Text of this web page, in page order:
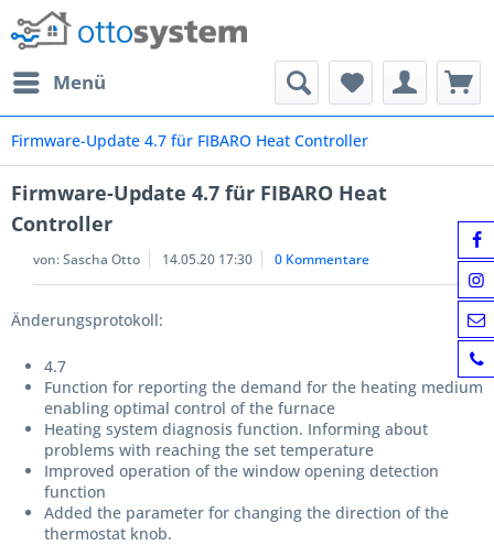
Menü
Firmware-Update 4.7 für FIBARO Heat Controller
Firmware-Update 4.7 für FIBARO Heat
Controller
von:Sascha Otto 14.05.20 17:30 0 Kommentare
Änderungsprotokoll:
4.7
Function for reporting the demand for the heating medium
enabling optimal control of the furnace
Heating system diagnosis function. Informing about
problems with reaching the set temperature
Improved operation of the window opening detection
function
Added the parameter for changing the direction of the
thermostat knob.